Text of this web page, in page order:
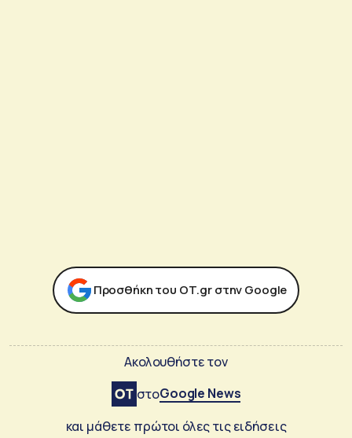
Προσθήκη του ΟΤ.gr στην Google
Ακολουθήστε τον
στοGoogle News
και μάθετε πρώτοι όλες τις ειδήσεις